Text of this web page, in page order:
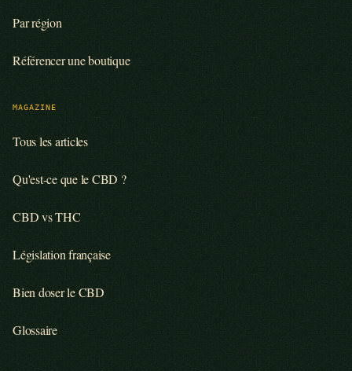
Par région
Référencer une boutique
MAGAZINE
Tous les articles
Qu'est-ce que le CBD ?
CBD vs THC
Législation française
Bien doser le CBD
Glossaire